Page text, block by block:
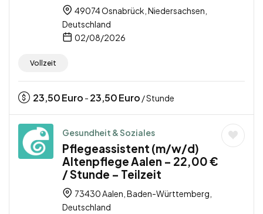
49074 Osnabrück, Niedersachsen,
Deutschland
02/08/2026
Vollzeit
23,50Euro - 23,50Euro / Stunde
Gesundheit & Soziales
Pflegeassistent (m/w/d)
Altenpflege Aalen – 22,00 €
/ Stunde – Teilzeit
73430 Aalen, Baden-Württemberg,
Deutschland